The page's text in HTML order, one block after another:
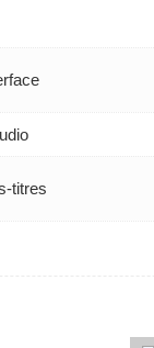
titres